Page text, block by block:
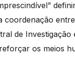
coordenação
de
os meios